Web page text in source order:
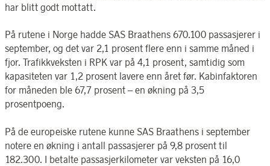
har blitt godt mottatt.
På rutene i Norge hadde SAS Braathens 670.100 passasjerer i
september, og det var 2,1 prosent flere enn i samme måned i
fjor. Trafikkveksten i RPK var på 4,1 prosent, samtidig som
kapasiteten var 1,2 prosent lavere enn året før. Kabinfaktoren
for måneden ble 67,7 prosent – en økning på 3,5
prosentpoeng.
På de europeiske rutene kunne SAS Braathens i september
notere en økning i antall passasjerer på 9,8 prosent til
182.300. I betalte passasjerkilometer var veksten på 16,0